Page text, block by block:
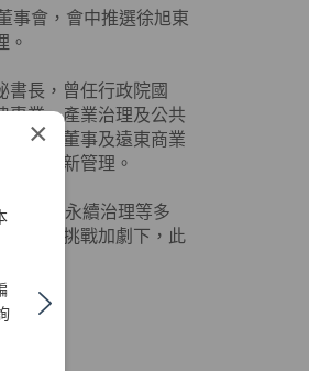
×
事會，會中推選徐旭東
。
書長，曾任行政院國
專業、產業治理及公共
傳電信董事及遠東商業
劃與創新管理。
事務及永續治理等多
業轉型挑戰加劇下，此